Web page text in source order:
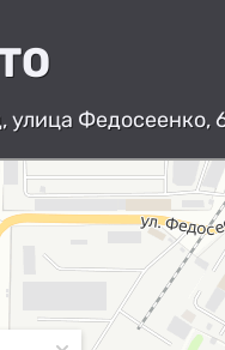
Федосеенко,
63Дк1 — Яндекс Карты